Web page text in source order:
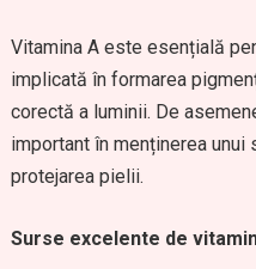
Vitamina A este esențială
implicată în formarea
corectă a luminii. De
important în menținerea
protejarea pielii.
Surse excelente de